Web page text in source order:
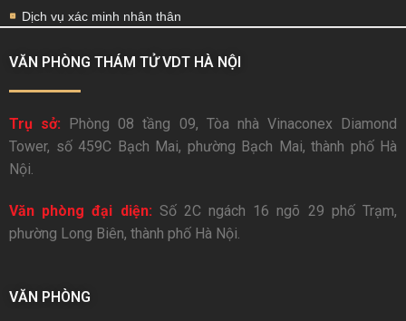
Dịch vụ xác minh nhân thân
VĂN PHÒNG THÁM TỬ VDT HÀ NỘI
Trụ sở: Phòng 08 tầng 09, Tòa nhà Vinaconex Diamond
Tower, số 459C Bạch Mai, phường Bạch Mai, thành phố Hà
Nội.
Văn phòng đại diện: Số 2C ngách 16 ngõ 29 phố Trạm,
phường Long Biên, thành phố Hà Nội.
VĂN PHÒNG